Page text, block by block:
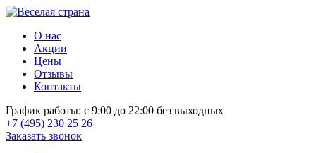
О нас
Акции
Цены
Отзывы
Контакты
График работы: с 9:00 до 22:00 без выходных
+7 (495) 230 25 26
Заказать звонок